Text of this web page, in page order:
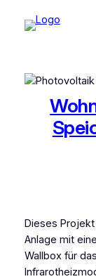
Dieses
Anlage mit
Wallbox für